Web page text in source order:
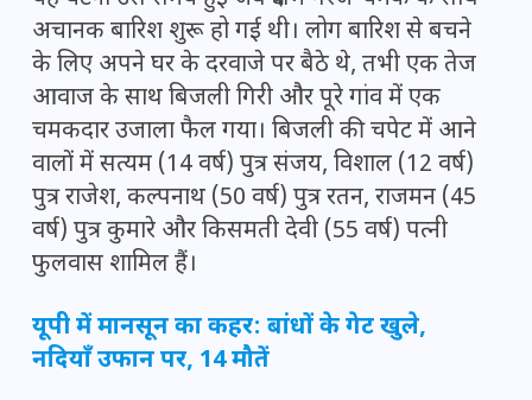
अचानक बारिश शुरू हो गई थी। लोग बारिश से बचने
के लिए अपने घर के दरवाजे पर बैठे थे, तभी एक तेज
आवाज के साथ बिजली गिरी और पूरे गांव में एक
चमकदार उजाला फैल गया। बिजली की चपेट में आने
वालों में सत्यम (14 वर्ष) पुत्र संजय, विशाल (12 वर्ष)
पुत्र राजेश, कल्पनाथ (50 वर्ष) पुत्र रतन, राजमन (45
वर्ष) पुत्र कुमारे और किसमती देवी (55 वर्ष) पत्नी
फुलवास शामिल हैं।
यूपी में मानसून का कहर: बांधों के गेट खुले,
नदियाँ उफान पर, 14 मौतें